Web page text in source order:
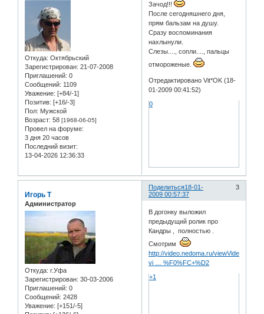
Откуда: Oктябрьский
Зарегистрирован: 21-07-2008
Приглашений: 0
Сообщений: 1109
Уважение: [+84/-1]
Позитив: [+16/-3]
Пол: Мужской
Возраст: 58 [1968-06-05]
Провел на форуме:
3 дня 20 часов
Последний визит:
13-04-2026 12:36:33
Зачод!!!
После сегодняшнего дня,
прям бальзам на душу.
Сразу воспоминания
нахлынули.
Слезы...., сопли...., пальцы
отмороженые.
Отредактировано Vit*OK (18-
01-2009 00:41:52)
0
Поделиться 3
18-01-
2009 00:57:37
Игорь Т
Администратор
Откуда: г.Уфа
Зарегистрирован: 30-03-2006
Приглашений: 0
Сообщений: 2428
Уважение: [+151/-5]
В догонку выложил
предыдущий ролик про
Кандры , полностью .
Смотрим
http://video.nedoma.ru/viewVideo.php?
vi … %F0%FC+%D2
+1